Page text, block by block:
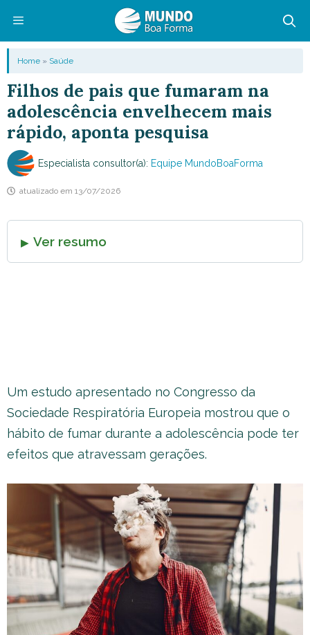
conteúdo
Menu
Home » Saúde
Filhos de pais que fumaram na
adolescência envelhecem mais
rápido, aponta pesquisa
Especialista consultor(a): Equipe MundoBoaForma
atualizado em 13/07/2026
Ver resumo
Um estudo apresentado no Congresso da
Sociedade Respiratória Europeia mostrou que o
hábito de fumar durante a adolescência pode ter
efeitos que atravessam gerações.